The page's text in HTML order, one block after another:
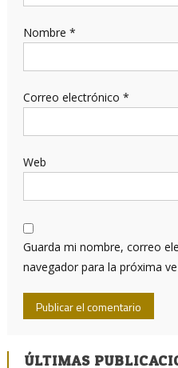
Nombre *
Correo electrónico *
Web
Guarda mi nombre, correo
navegador para la próxima
ÚLTIMAS